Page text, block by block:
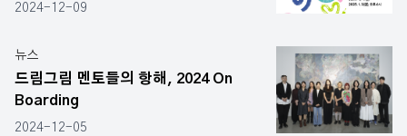
2024-12-09
뉴스
드림그림 멘토들의 항해, 2024 On
Boarding
2024-12-05